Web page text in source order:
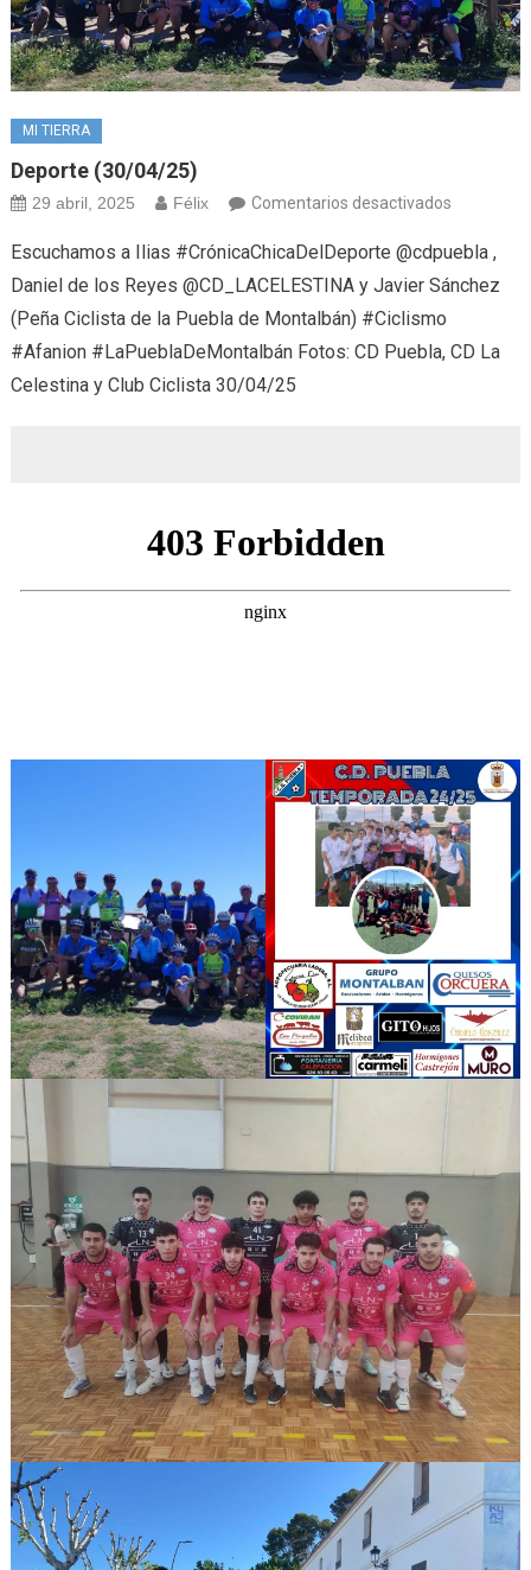
MI TIERRA
Deporte (30/04/25)
29 abril, 2025 Félix Comentarios desactivadosen
(30/04/
Escuchamos a Ilias #CrónicaChicaDelDeporte @cdpuebla ,
Daniel de los Reyes @CD_LACELESTINA y Javier Sánchez
(Peña Ciclista de la Puebla de Montalbán) #Ciclismo
#Afanion #LaPueblaDeMontalbán Fotos: CD Puebla, CD La
Celestina y Club Ciclista 30/04/25